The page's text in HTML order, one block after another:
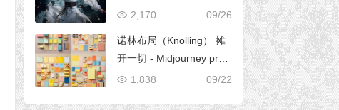
09/26
2,170
诺林布局（Knolling） 摊
开一切 - Midjourney pro
mpt
09/22
1,838